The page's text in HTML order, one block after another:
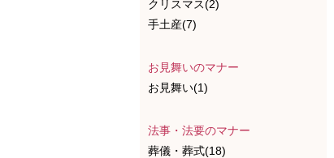
クリスマス(2)
手土産(7)
お見舞いのマナー
お見舞い(1)
法事・法要のマナー
葬儀・葬式(18)